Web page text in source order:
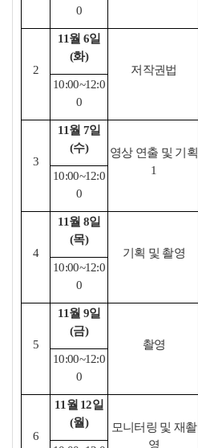
0
2
11월 6일
(화)
저작권법
10:00~12:0
0
3
11월 7일
(수)
영상 연출 및 기획
1
10:00~12:0
0
4
11월 8일
(목)
기획 및 촬영
10:00~12:0
0
5
11월 9일
(금)
촬영
10:00~12:0
0
6
11월 12일
(월)
모니터링 및 재촬
영